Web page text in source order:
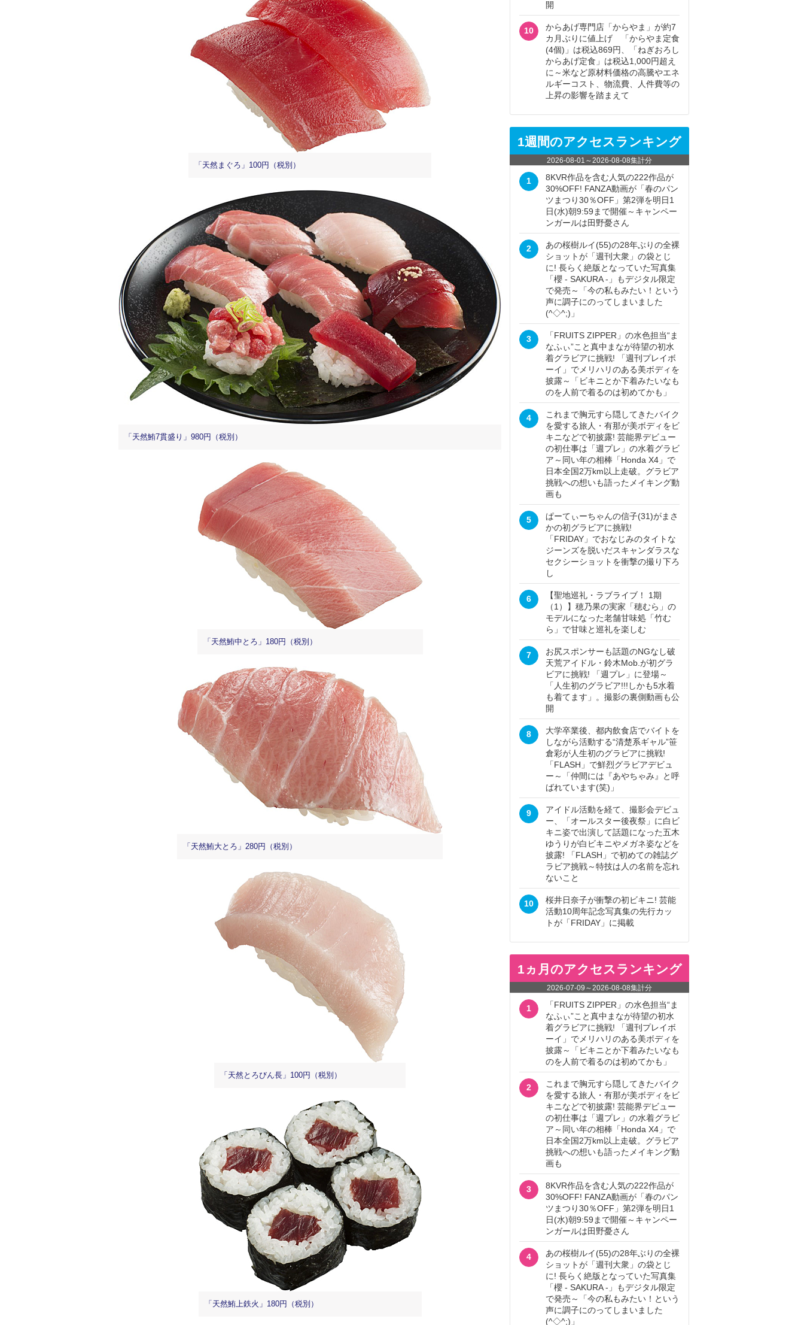
「天然まぐろ」100円（税別）
「天然鮪7貫盛り」980円（税別）
「天然鮪中とろ」180円（税別）
「天然鮪大とろ」280円（税別）
「天然とろびん長」100円（税別）
「天然鮪上鉄火」180円（税別）
開
10
からあげ専門店「からやま」が約7
カ月ぶりに値上げ 「からやま定食
(4個)」は税込869円、「ねぎおろし
からあげ定食」は税込1,000円超え
に～米など原材料価格の高騰やエネ
ルギーコスト、物流費、人件費等の
上昇の影響を踏まえて
1週間のアクセスランキング
2026-08-01 ～2026-08-08集計分
1
8KVR作品を含む人気の222作品が
30%OFF! FANZA動画が「春のパン
ツまつり30％OFF」第2弾を明日1
日(水)朝9:59まで開催～キャンペー
ンガールは田野憂さん
2
あの桜樹ルイ(55)の28年ぶりの全裸
ショットが「週刊大衆」の袋とじ
に! 長らく絶版となっていた写真集
「櫻 - SAKURA -」もデジタル限定
で発売～「今の私もみたい！という
声に調子にのってしまいました
(^◇^;)」
3
「FRUITS ZIPPER」の水色担当“ま
なふぃ”こと真中まなが待望の初水
着グラビアに挑戦! 「週刊プレイボ
ーイ」でメリハリのある美ボディを
披露～「ビキニとか下着みたいなも
のを人前で着るのは初めてかも」
4
これまで胸元すら隠してきたバイク
を愛する旅人・有那が美ボディをビ
キニなどで初披露! 芸能界デビュー
の初仕事は「週プレ」の水着グラビ
ア～同い年の相棒「Honda X4」で
日本全国2万km以上走破。グラビア
挑戦への想いも語ったメイキング動
画も
5
ぱーてぃーちゃんの信子(31)がまさ
かの初グラビアに挑戦!
「FRIDAY」でおなじみのタイトな
ジーンズを脱いだスキャンダラスな
セクシーショットを衝撃の撮り下ろ
し
6
【聖地巡礼・ラブライブ！ 1期
（1）】穂乃果の実家「穂むら」の
モデルになった老舗甘味処「竹む
ら」で甘味と巡礼を楽しむ
7
お尻スポンサーも話題のNGなし破
天荒アイドル・鈴木Mob.が初グラ
ビアに挑戦! 「週プレ」に登場～
「人生初のグラビア!!!しかも5水着
も着てます」。撮影の裏側動画も公
開
8
大学卒業後、都内飲食店でバイトを
しながら活動する“清楚系ギャル”笹
倉彩が人生初のグラビアに挑戦!
「FLASH」で鮮烈グラビアデビュ
ー～「仲間には『あやちゃみ』と呼
ばれています(笑)」
9
アイドル活動を経て、撮影会デビュ
ー、「オールスター後夜祭」に白ビ
キニ姿で出演して話題になった五木
ゆうりが白ビキニやメガネ姿などを
披露! 「FLASH」で初めての雑誌グ
ラビア挑戦～特技は人の名前を忘れ
ないこと
10
桜井日奈子が衝撃の初ビキニ! 芸能
活動10周年記念写真集の先行カッ
トが「FRIDAY」に掲載
1ヵ月のアクセスランキング
2026-07-09 ～2026-08-08集計分
1
「FRUITS ZIPPER」の水色担当“ま
なふぃ”こと真中まなが待望の初水
着グラビアに挑戦! 「週刊プレイボ
ーイ」でメリハリのある美ボディを
披露～「ビキニとか下着みたいなも
のを人前で着るのは初めてかも」
2
これまで胸元すら隠してきたバイク
を愛する旅人・有那が美ボディをビ
キニなどで初披露! 芸能界デビュー
の初仕事は「週プレ」の水着グラビ
ア～同い年の相棒「Honda X4」で
日本全国2万km以上走破。グラビア
挑戦への想いも語ったメイキング動
画も
3
8KVR作品を含む人気の222作品が
30%OFF! FANZA動画が「春のパン
ツまつり30％OFF」第2弾を明日1
日(水)朝9:59まで開催～キャンペー
ンガールは田野憂さん
4
あの桜樹ルイ(55)の28年ぶりの全裸
ショットが「週刊大衆」の袋とじ
に! 長らく絶版となっていた写真集
「櫻 - SAKURA -」もデジタル限定
で発売～「今の私もみたい！という
声に調子にのってしまいました
(^◇^;)」